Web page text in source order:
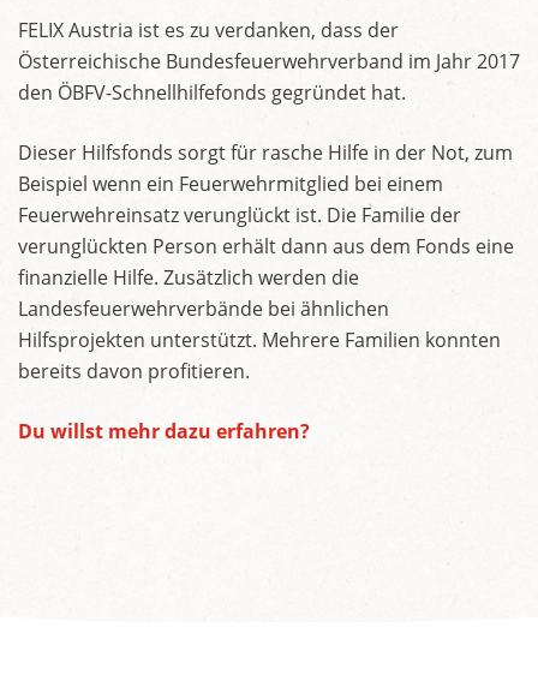
FELIX Austria ist es zu verdanken, dass der
Österreichische Bundesfeuerwehrverband im Jahr 2017
den ÖBFV-Schnellhilfefonds gegründet hat.
Dieser Hilfsfonds sorgt für rasche Hilfe in der Not, zum
Beispiel wenn ein Feuerwehrmitglied bei einem
Feuerwehreinsatz verunglückt ist. Die Familie der
verunglückten Person erhält dann aus dem Fonds eine
finanzielle Hilfe. Zusätzlich werden die
Landesfeuerwehrverbände bei ähnlichen
Hilfsprojekten unterstützt. Mehrere Familien konnten
bereits davon profitieren.
Du willst mehr dazu erfahren?